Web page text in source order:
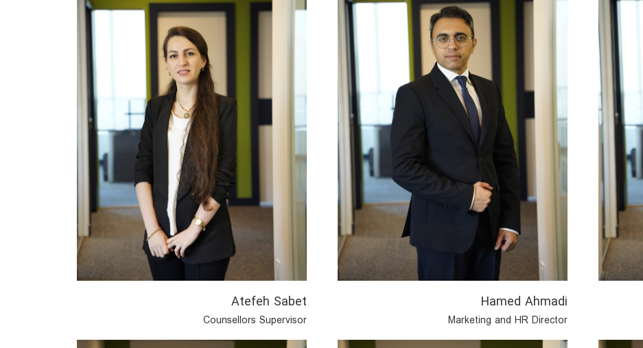
Alfred Adams
Hamed Ahmadi
Marketing and HR Director
Homeira GhaedSharafi
Atefeh Sabet
Counsellors Supervisor